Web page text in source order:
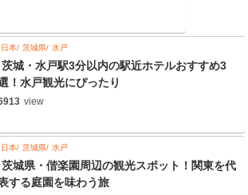
日本 茨城県 水戸
茨城・水戸駅3分以内の駅近ホテルおすすめ3
！水戸観光にぴったり
view
日本 茨城県 水戸
茨城県・偕楽園周辺の観光スポット！関東を代
する庭園を味わう旅